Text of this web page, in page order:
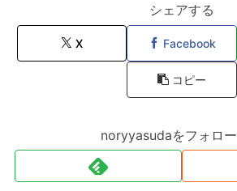
シェアする
X Facebook
コピー
noryyasudaをフォロ